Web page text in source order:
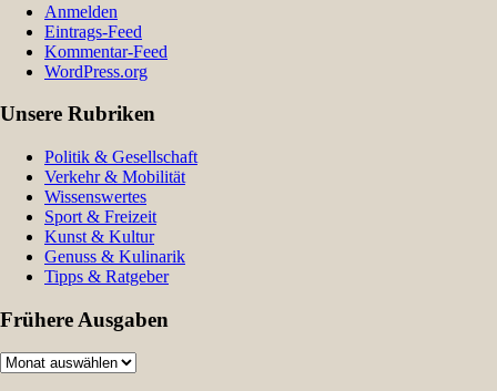
Anmelden
Eintrags-Feed
Kommentar-Feed
WordPress.org
Unsere Rubriken
Politik & Gesellschaft
Verkehr & Mobilität
Wissenswertes
Sport & Freizeit
Kunst & Kultur
Genuss & Kulinarik
Tipps & Ratgeber
Frühere Ausgaben
Frühere